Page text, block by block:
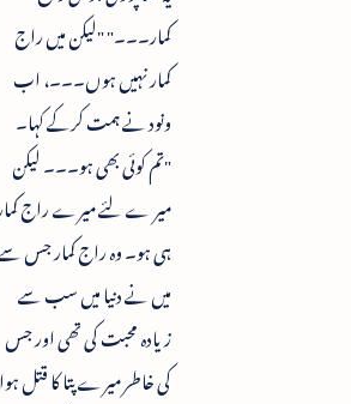
کمار۔۔۔" "لیکن میں راج
کمار نہیں ہوں۔۔۔، اب
ونود نے ہمت کرکے کہا۔
"تم کوئی بھی ہو۔۔۔ لیکن
میر ے لئے میرے راج
ہی ہو۔ وہ راج کمار جس
میں نے دنیا میں سب سے
زیادہ محبت کی تھی اور جس
کی خاطر میرے پتا کا قتل ہوا